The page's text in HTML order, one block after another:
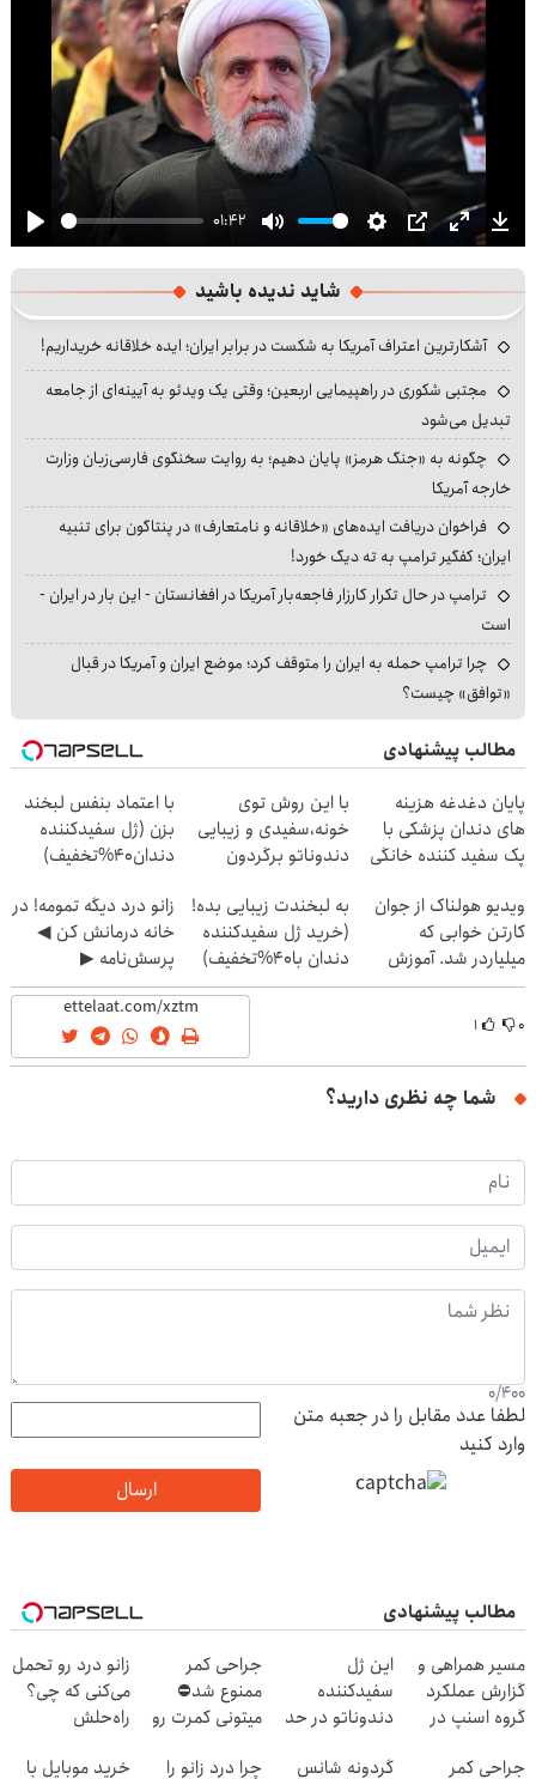
Play
01:42
Mute Settings
PIP Enter
شاید ندیده باشید
آشکارترین اعتراف آمریکا به شکست در برابر ایران؛ ایده خلاقانه خریداریم!
مجتبی شکوری در راهپیمایی اربعین؛ وقتی یک ویدئو به آیینه‌ای از جامعه
تبدیل می‌شود
چگونه به «جنگ هرمز» پایان دهیم؛ به روایت سخنگوی فارسی‌زبان وزارت
خارجه آمریکا
فراخوان دریافت ایده‌های «خلاقانه و نامتعارف» در پنتاگون برای تنبیه
ایران؛ کفگیر ترامپ به ته دیگ خورد!
ترامپ در حال تکرار کارزار فاجعه‌بار آمریکا در افغانستان - این بار در ایران -
است
چرا ترامپ حمله به ایران را متوقف کرد؛ موضع ایران و آمریکا در قبال
«توافق» چیست؟
مطالب پیشنهادی
پایان دغدغه هزینه
های دندان پزشکی با
پک سفید کننده خانگی
با این روش توی
خونه،سفیدی و زیبایی
دندوناتو برگردون
با اعتماد بنفس لبخند
بزن (ژل سفیدکننده
دندان40%تخفیف)
ویدیو هولناک از جوان
کارتن خوابی که
میلیاردر شد. آموزش
رایگان
به لبخندت زیبایی بده!
(خرید ژل سفیدکننده
دندان با40%تخفیف)
زانو درد دیگه تمومه! در
خانه درمانش کن ◀
پرسش‌نامه ▶
۰ ۱
شما چه نظری دارید؟
0/400
لطفا عدد مقابل را در جعبه متن
وارد کنید
ارسال
مطالب پیشنهادی
مسیر همراهی و
گزارش عملکرد
گروه اسنپ در
این ژل
سفیدکننده
دندوناتو در حد
میکنه
جراحی کمر
ممنوع شد⛔
میتونی کمرت رو
کنی! 👈🏻
زانو درد رو تحمل
می‌کنی که چی؟
راه‌حلش
جراحی کمر
گردونه شانس چرا درد زانو را خرید موبایل با